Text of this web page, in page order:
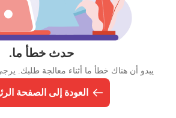
حدث خطأ ما.
يبدو أن هناك خطأ ما أثناء معالجة طلبك.
العودة إلى الصفحة